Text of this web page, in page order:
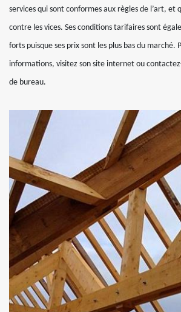
services qui sont conformes aux règles de l’art, et
contre les vices. Ses conditions tarifaires sont
forts puisque ses prix sont les plus bas du marché.
informations, visitez son site internet ou
de bureau.